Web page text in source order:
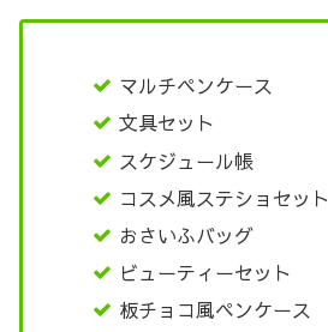
マルチペンケース
文具セット
スケジュール帳
コスメ風ステショセット
おさいふバッグ
ビューティーセット
板チョコ風ペンケース